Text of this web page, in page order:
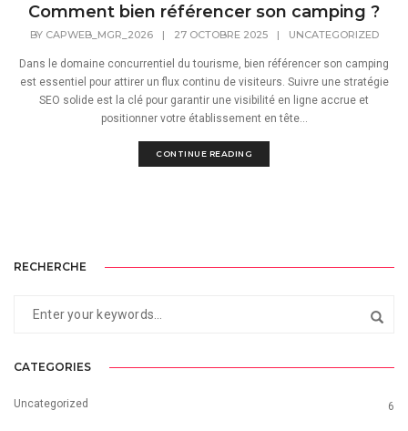
Comment bien référencer son camping ?
BY CAPWEB_MGR_2026 | 27 OCTOBRE 2025 | UNCATEGORIZED
Dans le domaine concurrentiel du tourisme, bien référencer son camping
est essentiel pour attirer un flux continu de visiteurs. Suivre une stratégie
SEO solide est la clé pour garantir une visibilité en ligne accrue et
positionner votre établissement en tête...
CONTINUE READING
RECHERCHE
CATEGORIES
Uncategorized 6